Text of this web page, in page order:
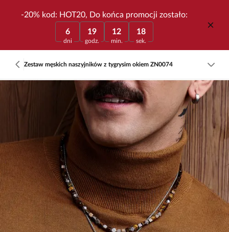
-20% kod: HOT20, Do końca promocji zostało:
6
dni
19
godz.
12
min.
18
sek.
Zestaw męskich naszyjników z tygrysim okiem ZN0074